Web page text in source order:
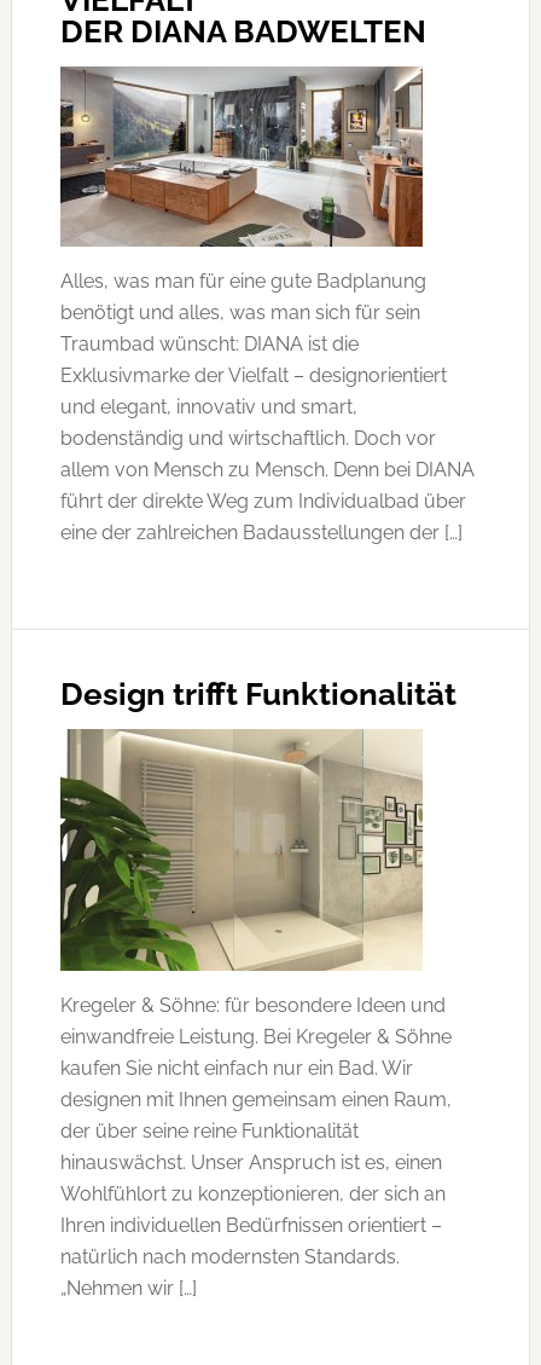
DER DIANA BADWELTEN
Alles, was man für eine gute Badplanung
benötigt und alles, was man sich für sein
Traumbad wünscht: DIANA ist die
Exklusivmarke der Vielfalt – designorientiert
und elegant, innovativ und smart,
bodenständig und wirtschaftlich. Doch vor
allem von Mensch zu Mensch. Denn bei DIANA
führt der direkte Weg zum Individualbad über
eine der zahlreichen Badausstellungen der […]
Design trifft Funktionalität
Kregeler & Söhne: für besondere Ideen und
einwandfreie Leistung. Bei Kregeler & Söhne
kaufen Sie nicht einfach nur ein Bad. Wir
designen mit Ihnen gemeinsam einen Raum,
der über seine reine Funktionalität
hinauswächst. Unser Anspruch ist es, einen
Wohlfühlort zu konzeptionieren, der sich an
Ihren individuellen Bedürfnissen orientiert –
natürlich nach modernsten Standards.
„Nehmen wir […]